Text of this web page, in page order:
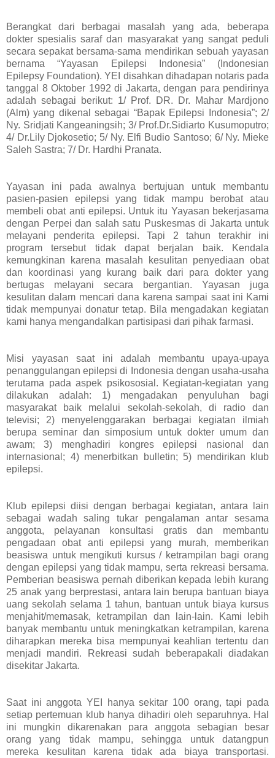
Berangkat dari berbagai masalah yang ada, beberapa
dokter spesialis saraf dan masyarakat yang sangat peduli
secara sepakat bersama-sama mendirikan sebuah yayasan
bernama “Yayasan Epilepsi Indonesia” (Indonesian
Epilepsy Foundation). YEI disahkan dihadapan notaris pada
tanggal 8 Oktober 1992 di Jakarta, dengan para pendirinya
adalah sebagai berikut: 1/ Prof. DR. Dr. Mahar Mardjono
(Alm) yang dikenal sebagai “Bapak Epilepsi Indonesia”; 2/
Ny. Sridjati Kangeaningsih; 3/ Prof.Dr.Sidiarto Kusumoputro;
4/ Dr.Lily Djokosetio; 5/ Ny. Elfi Budio Santoso; 6/ Ny. Mieke
Saleh Sastra; 7/ Dr. Hardhi Pranata.
Yayasan ini pada awalnya bertujuan untuk membantu
pasien-pasien epilepsi yang tidak mampu berobat atau
membeli obat anti epilepsi. Untuk itu Yayasan bekerjasama
dengan Perpei dan salah satu Puskesmas di Jakarta untuk
melayani penderita epilepsi. Tapi 2 tahun terakhir ini
program tersebut tidak dapat berjalan baik. Kendala
kemungkinan karena masalah kesulitan penyediaan obat
dan koordinasi yang kurang baik dari para dokter yang
bertugas melayani secara bergantian. Yayasan juga
kesulitan dalam mencari dana karena sampai saat ini Kami
tidak mempunyai donatur tetap. Bila mengadakan kegiatan
kami hanya mengandalkan partisipasi dari pihak farmasi.
Misi yayasan saat ini adalah membantu upaya-upaya
penanggulangan epilepsi di Indonesia dengan usaha-usaha
terutama pada aspek psikososial. Kegiatan-kegiatan yang
dilakukan adalah: 1) mengadakan penyuluhan bagi
masyarakat baik melalui sekolah-sekolah, di radio dan
televisi; 2) menyelenggarakan berbagai kegiatan ilmiah
berupa seminar dan simposium untuk dokter umum dan
awam; 3) menghadiri kongres epilepsi nasional dan
internasional; 4) menerbitkan bulletin; 5) mendirikan klub
epilepsi.
Klub epilepsi diisi dengan berbagai kegiatan, antara lain
sebagai wadah saling tukar pengalaman antar sesama
anggota, pelayanan konsultasi gratis dan membantu
pengadaan obat anti epilepsi yang murah, memberikan
beasiswa untuk mengikuti kursus / ketrampilan bagi orang
dengan epilepsi yang tidak mampu, serta rekreasi bersama.
Pemberian beasiswa pernah diberikan kepada lebih kurang
25 anak yang berprestasi, antara lain berupa bantuan biaya
uang sekolah selama 1 tahun, bantuan untuk biaya kursus
menjahit/memasak, ketrampilan dan lain-lain. Kami lebih
banyak membantu untuk meningkatkan ketrampilan, karena
diharapkan mereka bisa mempunyai keahlian tertentu dan
menjadi mandiri. Rekreasi sudah beberapakali diadakan
disekitar Jakarta.
Saat ini anggota YEI hanya sekitar 100 orang, tapi pada
setiap pertemuan klub hanya dihadiri oleh separuhnya. Hal
ini mungkin dikarenakan para anggota sebagian besar
orang yang tidak mampu, sehingga untuk datangpun
mereka kesulitan karena tidak ada biaya transportasi.